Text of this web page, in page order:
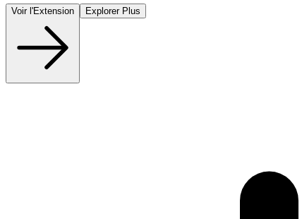
Voir l'Extension Explorer Plus